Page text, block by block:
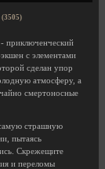
(3505)
- приключенческий
с элементами
сделан упор
атмосферу, а
смертоносные
страшную
пытаясь
Скрежещите
и переломы